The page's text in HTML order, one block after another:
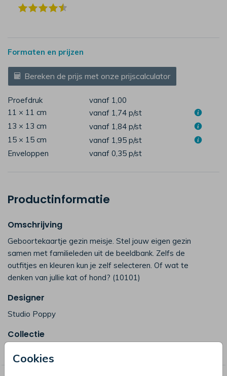
Cookies
Formaten en prijzen
Bereken de prijs met onze prijscalculator
Proefdruk
vanaf 1,00
11 × 11 cm
vanaf 1,74 p/st
13 × 13 cm
vanaf 1,84 p/st
15 × 15 cm
vanaf 1,95 p/st
Enveloppen
vanaf 0,35 p/st
Productinformatie
Omschrijving
Geboortekaartje gezin meisje. Stel jouw eigen gezin
samen met familieleden uit de beeldbank. Zelfs de
outfitjes en kleuren kun je zelf selecteren. Of wat te
denken van jullie kat of hond? (10101)
Designer
Studio Poppy
Collectie